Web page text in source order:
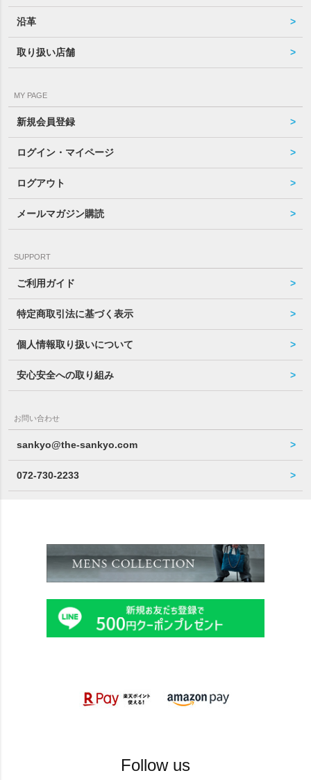
沿革
取り扱い店舗
MY PAGE
新規会員登録
ログイン・マイページ
ログアウト
メールマガジン購読
SUPPORT
ご利用ガイド
特定商取引法に基づく表示
個人情報取り扱いについて
安心安全への取り組み
お問い合わせ
sankyo@the-sankyo.com
072-730-2233
Follow us